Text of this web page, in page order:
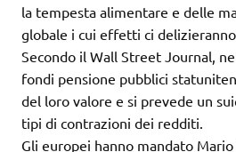
la tempesta alimentare e delle
globale i cui effetti ci
Secondo il Wall Street Journal,
fondi pensione pubblici
del loro valore e si prevede un
tipi di contrazioni dei redditi.
Gli europei hanno mandato